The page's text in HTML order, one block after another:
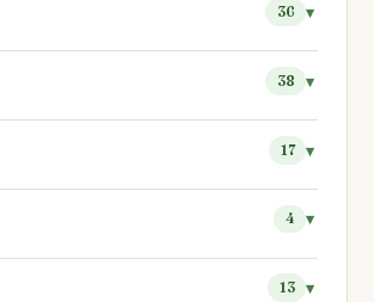
36
38
17
4
13